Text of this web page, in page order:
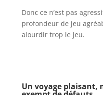
Donc ce n’est pas
profondeur de jeu
alourdir trop le jeu.
Un voyage plaisant,